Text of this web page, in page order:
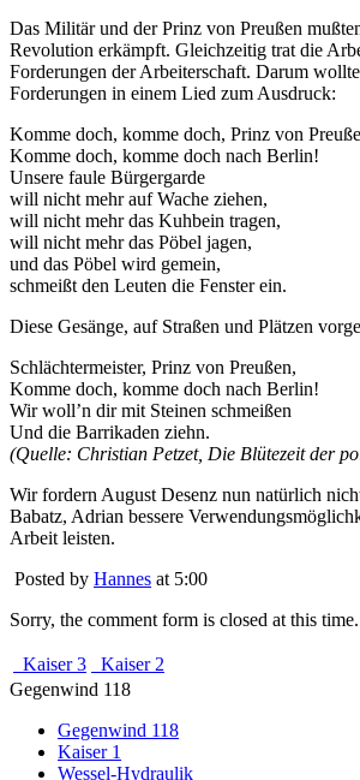
Das Militär und der Prinz von Preußen
Revolution erkämpft. Gleichzeitig trat die
Forderungen der Arbeiterschaft. Darum
Forderungen in einem Lied zum Ausdruck:
Komme doch, komme doch, Prinz von
Komme doch, komme doch nach Berlin!
Unsere faule Bürgergarde
will nicht mehr auf Wache ziehen,
will nicht mehr das Kuhbein tragen,
will nicht mehr das Pöbel jagen,
und das Pöbel wird gemein,
schmeißt den Leuten die Fenster ein.
Diese Gesänge, auf Straßen und Plätzen
Schlächtermeister, Prinz von Preußen,
Komme doch, komme doch nach Berlin!
Wir woll’n dir mit Steinen schmeißen
Und die Barrikaden ziehn.
(Quelle: Christian Petzet, Die Blütezeit der
Wir fordern August Desenz nun natürlich
Babatz, Adrian bessere
Arbeit leisten.
Posted by Hannes at 5:00
Sorry, the comment form is closed at this time.
Kaiser 3
Kaiser 2
Gegenwind 118
Gegenwind 118
Kaiser 1
Wessel-Hydraulik